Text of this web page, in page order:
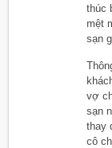
thúc
mệt
sạn
vợ
sạn
thay
cô